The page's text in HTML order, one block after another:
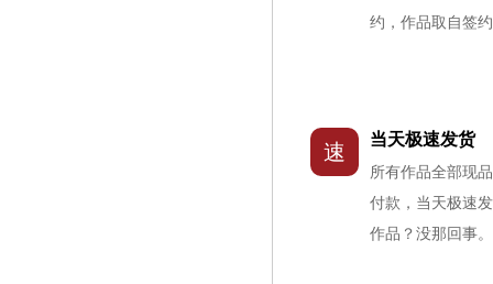
约，作品取自签
速
当天极速发货
所有作品全部现
付款，当天极速
作品？没那回事。